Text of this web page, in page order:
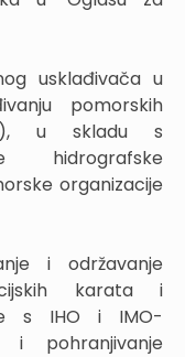
usklađivača u
pomorskih
u skladu s
hidrografske
organizacije
i održavanje
karata i
s IHO i IMO-
i pohranjivanje